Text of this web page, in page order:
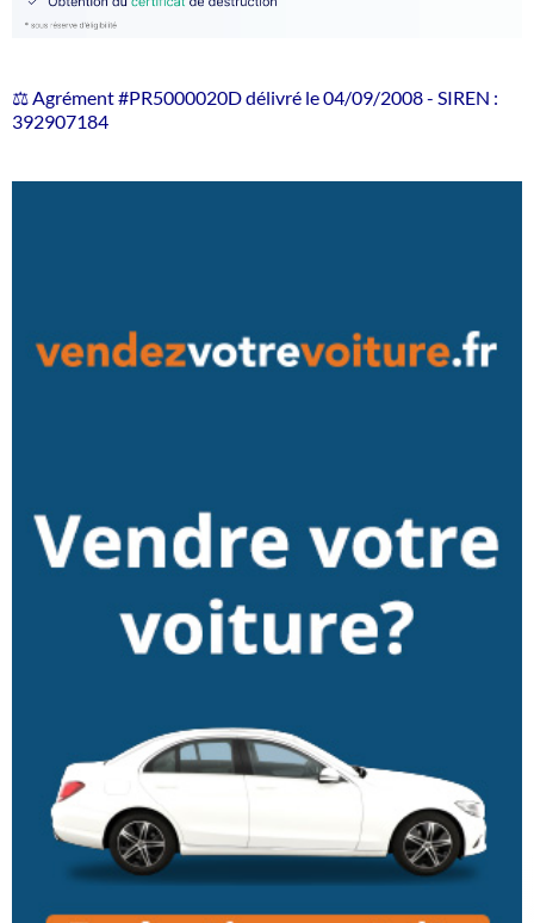
⚖️ Agrément #PR5000020D délivré le 04/09/2008 - SIREN :
392907184